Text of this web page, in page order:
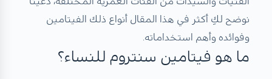
نوضح لكِ أكثر في هذا المقال أنواع ذلك الفيتامين
وفوائده وأهم استخداماته.
ما هو فيتامين سنتروم للنساء؟